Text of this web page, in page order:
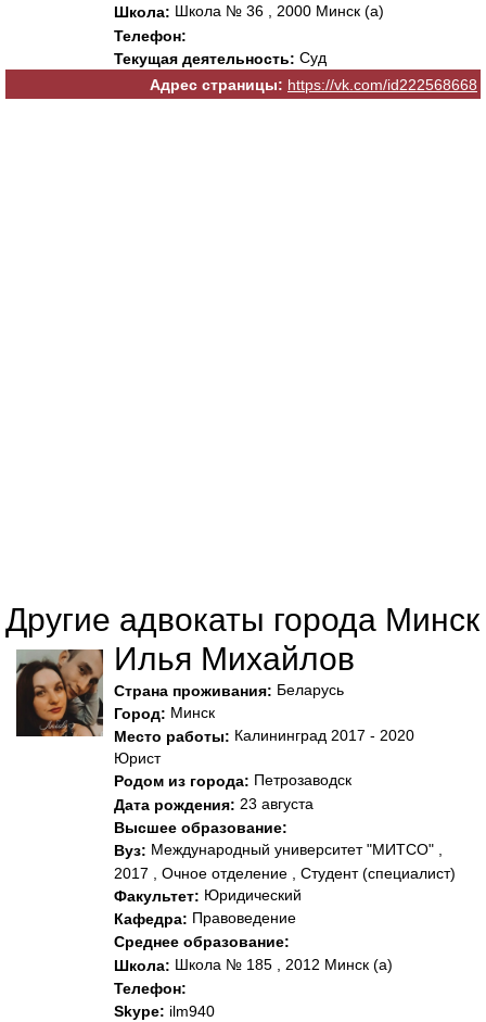
Школа: Школа № 36 , 2000 Минск (а)
Телефон:
Текущая деятельность: Суд
Адрес страницы: https://vk.com/id222568668
Другие адвокаты города Минск
Илья Михайлов
Страна проживания: Беларусь
Город: Минск
Место работы: Калининград 2017 - 2020
Юрист
Родом из города: Петрозаводск
Дата рождения: 23 августа
Высшее образование:
Вуз: Международный университет "МИТСО" ,
2017 , Очное отделение , Студент (специалист)
Факультет: Юридический
Кафедра: Правоведение
Среднее образование:
Школа: Школа № 185 , 2012 Минск (а)
Телефон:
Skype: ilm940